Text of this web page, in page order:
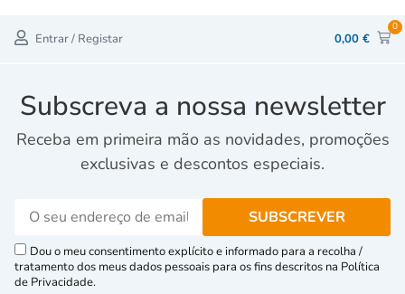
Entrar / Registar 0,00 €
0
Subscreva a nossa newsletter
Receba em primeira mão as novidades, promoções
exclusivas e descontos especiais.
Dou o meu consentimento explícito e informado para a recolha /
tratamento dos meus dados pessoais para os fins descritos na Política
de Privacidade.